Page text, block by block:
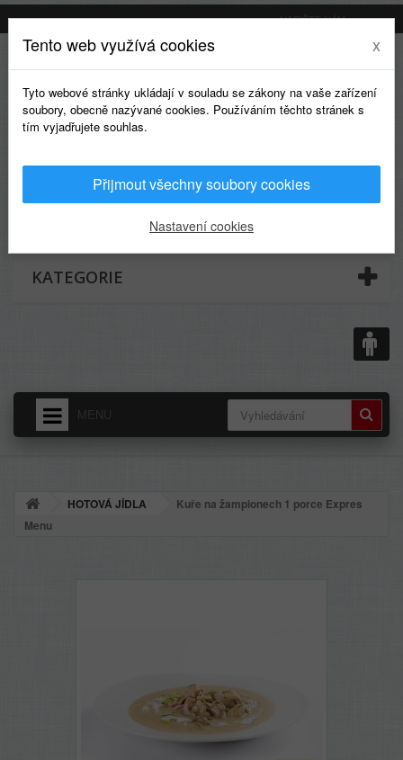
NAPIŠTE NÁM
0
KATEGORIE
DODÁNÍ - PŘEPRAVNÉ
HOTOVÁ JÍDLA
Kuře na žampionech 1 porce Expres
Menu
Tento web využívá cookies x
Tyto webové stránky ukládají v souladu se zákony na vaše zařízení
soubory, obecně nazývané cookies. Používáním těchto stránek s
tím vyjadřujete souhlas.
Přijmout všechny soubory cookies
Nastavení cookies